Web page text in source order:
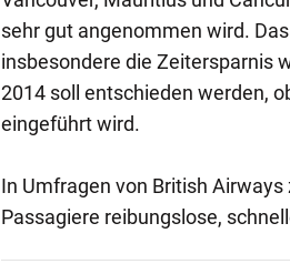
sehr gut angenommen wird.
insbesondere die Zeitersparnis
2014 soll entschieden werden,
eingeführt wird.
In Umfragen von British
Passagiere reibungslose,